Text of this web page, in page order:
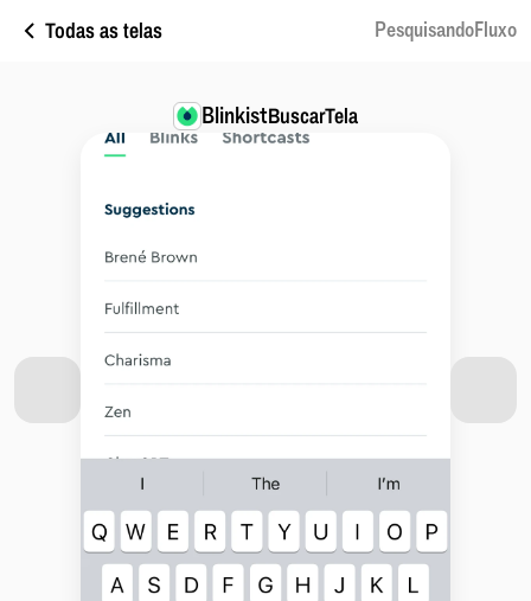
Todas as telas PesquisandoFluxo
BlinkistBuscarTela